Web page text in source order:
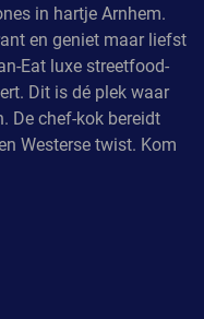
in hartje Arnhem.
en geniet maar liefst
Eat luxe streetfood-
Dit is dé plek waar
De chef-kok bereidt
Westerse twist. Kom